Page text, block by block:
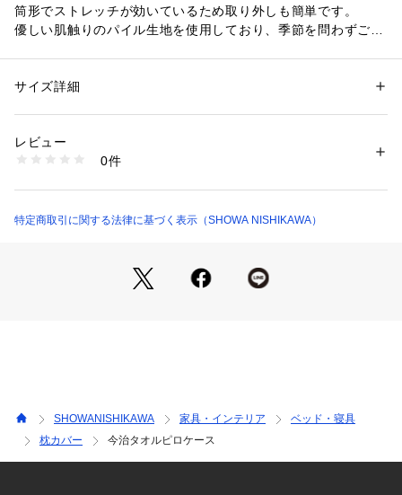
筒形でストレッチが効いているため取り外しも簡単です。
優しい肌触りのパイル生地を使用しており、季節を問わずご使
性別：レディース
素材：綿98%ポリエチレン2%
商品番号：
2270880121 （ショップ）
サイズ詳細
レビュー
0件
特定商取引に関する法律に基づく表示（SHOWA NISHIKAWA）
SHOWANISHIKAWA 家具・インテリア
ベッド・寝具
枕カバー
今治タオルピロケース